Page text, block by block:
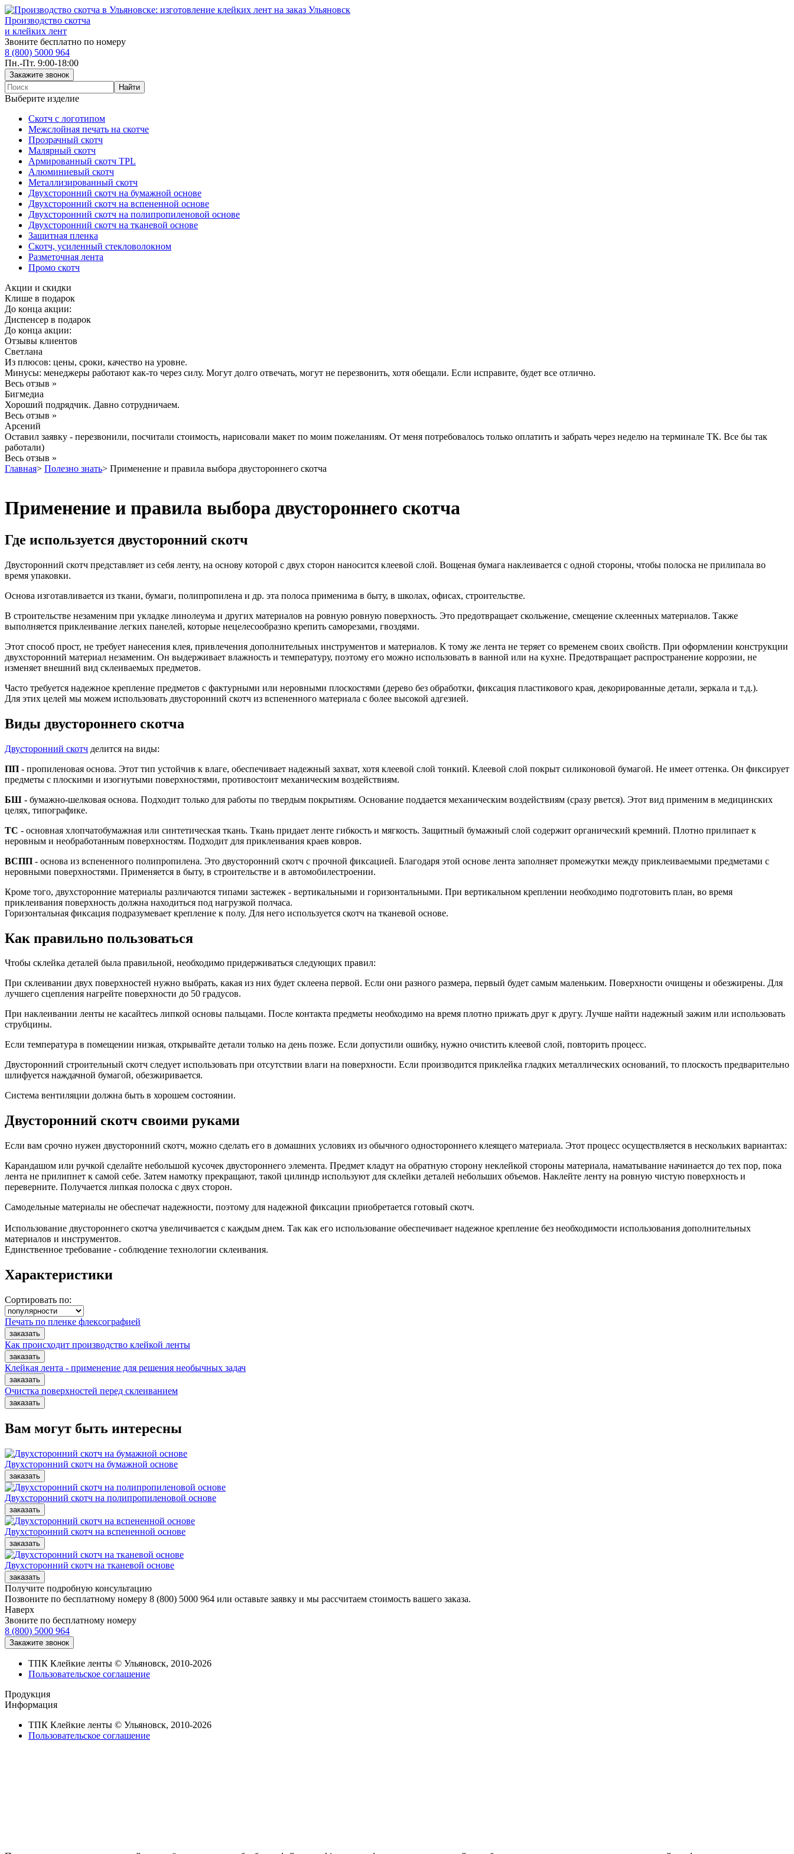
Ульяновск
Производство скотча
и клейких лент
Звоните бесплатно по номеру
8 (800) 5000 964
Пн.-Пт. 9:00-18:00
Выберите изделие
Скотч с логотипом
Межслойная печать на скотче
Прозрачный скотч
Малярный скотч
Армированный скотч TPL
Алюминиевый скотч
Металлизированный скотч
Двухсторонний скотч на бумажной основе
Двухсторонний скотч на вспененной основе
Двухсторонний скотч на полипропиленовой основе
Двухсторонний скотч на тканевой основе
Защитная пленка
Скотч, усиленный стекловолокном
Разметочная лента
Промо скотч
Акции и скидки
Клише в подарок
До конца акции:
Диспенсер в подарок
До конца акции:
Отзывы клиентов
Светлана
Из плюсов: цены, сроки, качество на уровне.
Минусы: менеджеры работают как-то через силу. Могут долго отвечать, могут не перезвонить, хотя обещали. Если исправите, будет все отлично.
Весь отзыв »
Бигмедиа
Хороший подрядчик. Давно сотрудничаем.
Весь отзыв »
Арсений
Оставил заявку - перезвонили, посчитали стоимость, нарисовали макет по моим пожеланиям. От меня потребовалось только оплатить и забрать через неделю на терминале ТК. Все бы так
работали)
Весь отзыв »
Главная> Полезно знать> Применение и правила выбора двустороннего скотча
Применение и правила выбора двустороннего скотча
Где используется двусторонний скотч
Двусторонний скотч представляет из себя ленту, на основу которой с двух сторон наносится клеевой слой. Вощеная бумага наклеивается с одной стороны, чтобы полоска не прилипала во
время упаковки.
Основа изготавливается из ткани, бумаги, полипропилена и др. эта полоса применима в быту, в школах, офисах, строительстве.
В строительстве незаменим при укладке линолеума и других материалов на ровную ровную поверхность. Это предотвращает скольжение, смещение склеенных материалов. Также
выполняется приклеивание легких панелей, которые нецелесообразно крепить саморезами, гвоздями.
Этот способ прост, не требует нанесения клея, привлечения дополнительных инструментов и материалов. К тому же лента не теряет со временем своих свойств. При оформлении конструкции
двухсторонний материал незаменим. Он выдерживает влажность и температуру, поэтому его можно использовать в ванной или на кухне. Предотвращает распространение коррозии, не
изменяет внешний вид склеиваемых предметов.
Часто требуется надежное крепление предметов с фактурными или неровными плоскостями (дерево без обработки, фиксация пластикового края, декорированные детали, зеркала и т.д.).
Для этих целей мы можем использовать двусторонний скотч из вспененного материала с более высокой адгезией.
Виды двустороннего скотча
Двусторонний скотч делится на виды:
ПП - пропиленовая основа. Этот тип устойчив к влаге, обеспечивает надежный захват, хотя клеевой слой тонкий. Клеевой слой покрыт силиконовой бумагой. Не имеет оттенка. Он фиксирует
предметы с плоскими и изогнутыми поверхностями, противостоит механическим воздействиям.
БШ - бумажно-шелковая основа. Подходит только для работы по твердым покрытиям. Основание поддается механическим воздействиям (сразу рвется). Этот вид применим в медицинских
целях, типографике.
ТС - основная хлопчатобумажная или синтетическая ткань. Ткань придает ленте гибкость и мягкость. Защитный бумажный слой содержит органический кремний. Плотно прилипает к
неровным и необработанным поверхностям. Подходит для приклеивания краев ковров.
ВСПП - основа из вспененного полипропилена. Это двусторонний скотч с прочной фиксацией. Благодаря этой основе лента заполняет промежутки между приклеиваемыми предметами с
неровными поверхностями. Применяется в быту, в строительстве и в автомобилестроении.
Кроме того, двухсторонние материалы различаются типами застежек - вертикальными и горизонтальными. При вертикальном креплении необходимо подготовить план, во время
приклеивания поверхность должна находиться под нагрузкой полчаса.
Горизонтальная фиксация подразумевает крепление к полу. Для него используется скотч на тканевой основе.
Как правильно пользоваться
Чтобы склейка деталей была правильной, необходимо придерживаться следующих правил:
При склеивании двух поверхностей нужно выбрать, какая из них будет склеена первой. Если они разного размера, первый будет самым маленьким. Поверхности очищены и обезжирены. Для
лучшего сцепления нагрейте поверхности до 50 градусов.
При наклеивании ленты не касайтесь липкой основы пальцами. После контакта предметы необходимо на время плотно прижать друг к другу. Лучше найти надежный зажим или использовать
струбцины.
Если температура в помещении низкая, открывайте детали только на день позже. Если допустили ошибку, нужно очистить клеевой слой, повторить процесс.
Двусторонний строительный скотч следует использовать при отсутствии влаги на поверхности. Если производится приклейка гладких металлических оснований, то плоскость предварительно
шлифуется наждачной бумагой, обезжиривается.
Система вентиляции должна быть в хорошем состоянии.
Двусторонний скотч своими руками
Если вам срочно нужен двусторонний скотч, можно сделать его в домашних условиях из обычного одностороннего клеящего материала. Этот процесс осуществляется в нескольких вариантах:
Карандашом или ручкой сделайте небольшой кусочек двустороннего элемента. Предмет кладут на обратную сторону неклейкой стороны материала, наматывание начинается до тех пор, пока
лента не прилипнет к самой себе. Затем намотку прекращают, такой цилиндр используют для склейки деталей небольших объемов. Наклейте ленту на ровную чистую поверхность и
переверните. Получается липкая полоска с двух сторон.
Самодельные материалы не обеспечат надежности, поэтому для надежной фиксации приобретается готовый скотч.
Использование двустороннего скотча увеличивается с каждым днем. Так как его использование обеспечивает надежное крепление без необходимости использования дополнительных
материалов и инструментов.
Единственное требование - соблюдение технологии склеивания.
Характеристики
Сортировать по:
Печать по пленке флексографией
Как происходит производство клейкой ленты
Клейкая лента - применение для решения необычных задач
Очистка поверхностей перед склеиванием
Вам могут быть интересны
Двухсторонний скотч на бумажной основе
Двухсторонний скотч на полипропиленовой основе
Двухсторонний скотч на вспененной основе
Двухсторонний скотч на тканевой основе
Получите подробную консультацию
Позвоните по бесплатному номеру 8 (800) 5000 964 или оставьте заявку и мы рассчитаем стоимость вашего заказа.
Наверх
Звоните по бесплатному номеру
8 (800) 5000 964
ТПК Клейкие ленты © Ульяновск, 2010-2026
Пользовательское соглашение
Продукция
Информация
ТПК Клейкие ленты © Ульяновск, 2010-2026
Пользовательское соглашение